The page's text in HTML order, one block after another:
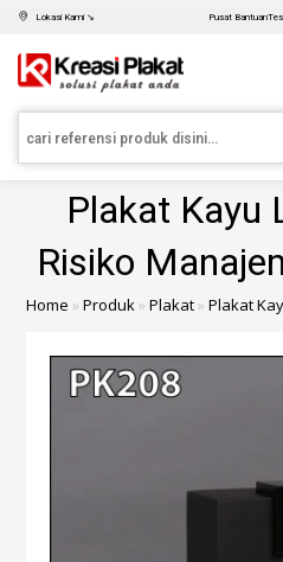
Lokasi Kami ↘ Pusat Bantuan
Plakat Kayu
Risiko
Home »Produk»Plakat»Plakat